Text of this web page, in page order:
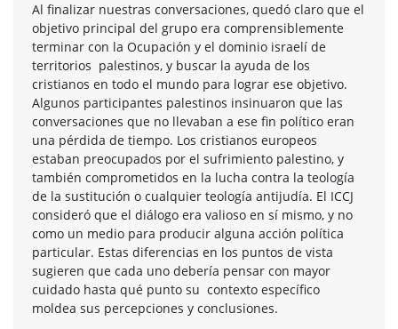
Al finalizar nuestras conversaciones, quedó claro que el
objetivo principal del grupo era comprensiblemente
terminar con la Ocupación y el dominio israelí de
territorios palestinos, y buscar la ayuda de los
cristianos en todo el mundo para lograr ese objetivo.
Algunos participantes palestinos insinuaron que las
conversaciones que no llevaban a ese fin político eran
una pérdida de tiempo. Los cristianos europeos
estaban preocupados por el sufrimiento palestino, y
también comprometidos en la lucha contra la teología
de la sustitución o cualquier teología antijudía. El ICCJ
consideró que el diálogo era valioso en sí mismo, y no
como un medio para producir alguna acción política
particular. Estas diferencias en los puntos de vista
sugieren que cada uno debería pensar con mayor
cuidado hasta qué punto su contexto específico
moldea sus percepciones y conclusiones.